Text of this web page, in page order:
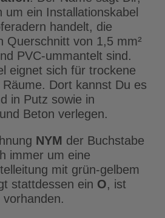
um ein Installationskabel
handelt, die
Querschnitt von 1,5 mm²
PVC-ummantelt sind.
eignet sich für trockene
Dort kannst Du es
in Putz sowie in
Beton verlegen.
NYM der Buchstabe
immer um eine
mit grün-gelbem
stattdessen ein O, ist
vorhanden.